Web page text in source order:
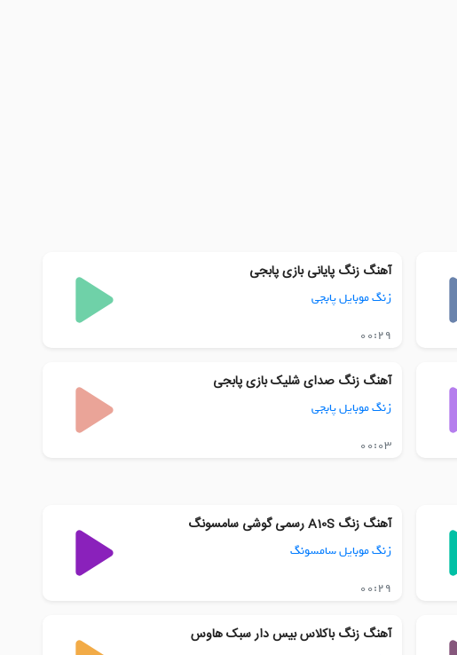
آهنگ زنگ پایانی بازی پابجی
زنگ موبایل پابجی
00:29
آهنگ زنگ صدای شلیک بازی پابجی
زنگ موبایل پابجی
00:03
آهنگ زنگ A10S رسمی گوشی سامسونگ
زنگ موبایل سامسونگ
00:29
آهنگ زنگ باکلاس بیس دار سبک هاوس